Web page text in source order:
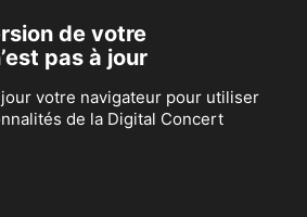
de votre
pas à jour
votre navigateur pour utiliser
de la Digital Concert